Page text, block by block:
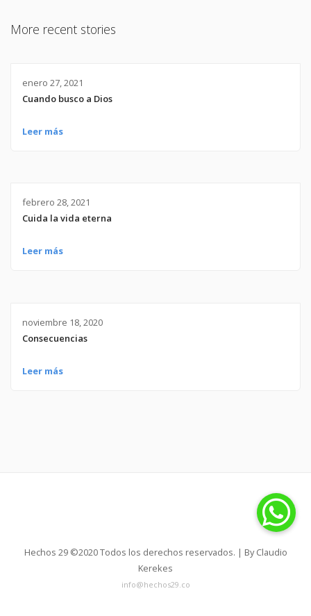
More recent stories
enero 27, 2021
Cuando busco a Dios
Leer más
febrero 28, 2021
Cuida la vida eterna
Leer más
noviembre 18, 2020
Consecuencias
Leer más
Hechos 29 ©2020 Todos los derechos reservados. | By Claudio
Kerekes
info@hechos29.co